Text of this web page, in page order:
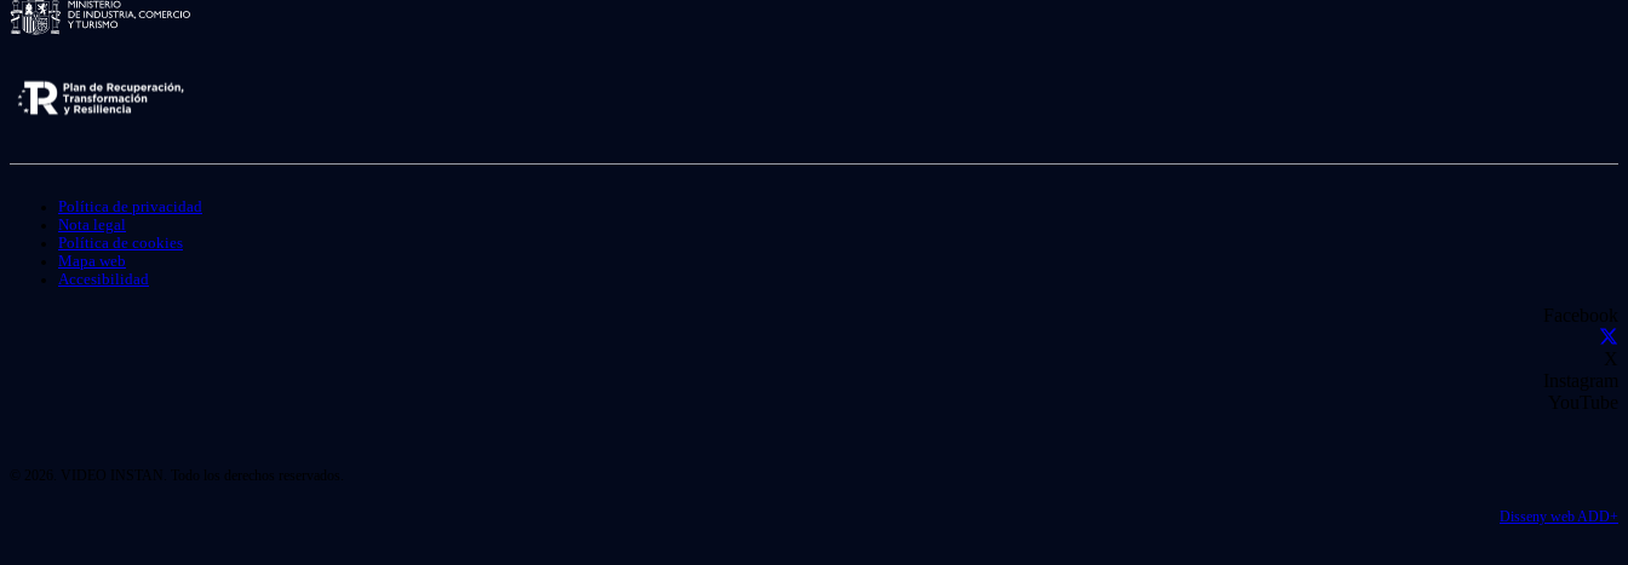
Política de privacidad
Nota legal
Política de cookies
Mapa web
Accesibilidad
Facebook
X
Instagram
YouTube
© 2026. VIDEO INSTAN. Todo los derechos reservados.
Disseny web ADD+